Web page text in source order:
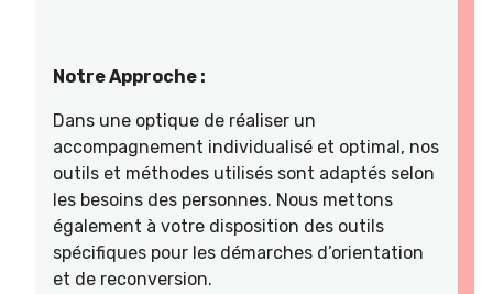
Notre Approche :
Dans une optique de réaliser un
accompagnement individualisé et optimal, nos
outils et méthodes utilisés sont adaptés selon
les besoins des personnes. Nous mettons
également à votre disposition des outils
spécifiques pour les démarches d’orientation
et de reconversion.